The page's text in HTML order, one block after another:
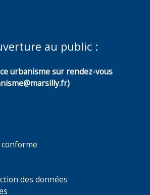
au public :
urbanisme sur rendez-vous
des données